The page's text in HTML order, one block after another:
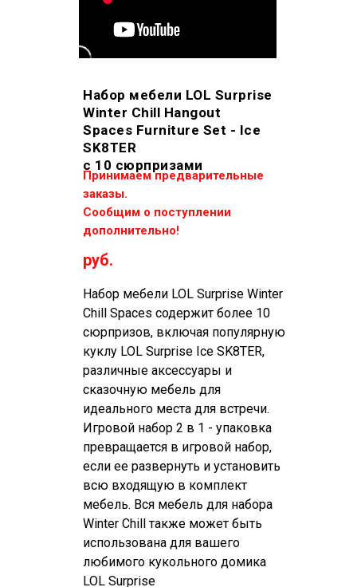
Набор мебели LOL Surprise
Winter Chill Hangout
Spaces Furniture Set - Ice
SK8TER
с 10 сюрпризами
Набор мебели LOL Surprise Winter
Chill Spaces содержит более 10
сюрпризов, включая популярную
куклу LOL Surprise Ice SK8TER,
различные аксессуары и
сказочную мебель для
идеального места для встречи.
Игровой набор 2 в 1 - упаковка
превращается в игровой набор,
если ее развернуть и установить
всю входящую в комплект
мебель. Вся мебель для набора
Winter Chill также может быть
использована для вашего
любимого кукольного домика
LOL Surprise
руб.
Принимаем предварительные
заказы.
Сообщим о поступлении
дополнительно!